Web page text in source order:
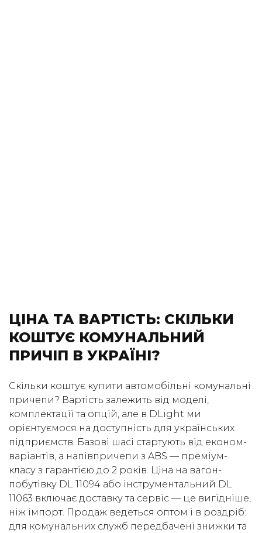
ЦІНА ТА ВАРТІСТЬ: СКІЛЬКИ
КОШТУЄ КОМУНАЛЬНИЙ
ПРИЧІП В УКРАЇНІ?
Скільки коштує купити автомобільні комунальні
причепи? Вартість залежить від моделі,
комплектації та опцій, але в DLight ми
орієнтуємося на доступність для українських
підприємств. Базові шасі стартують від економ-
варіантів, а напівпричепи з ABS — преміум-
класу з гарантією до 2 років. Ціна на вагон-
побутівку DL 11094 або інструментальний DL
11063 включає доставку та сервіс — це вигідніше,
ніж імпорт. Продаж ведеться оптом і в роздріб:
для комунальних служб передбачені знижки та